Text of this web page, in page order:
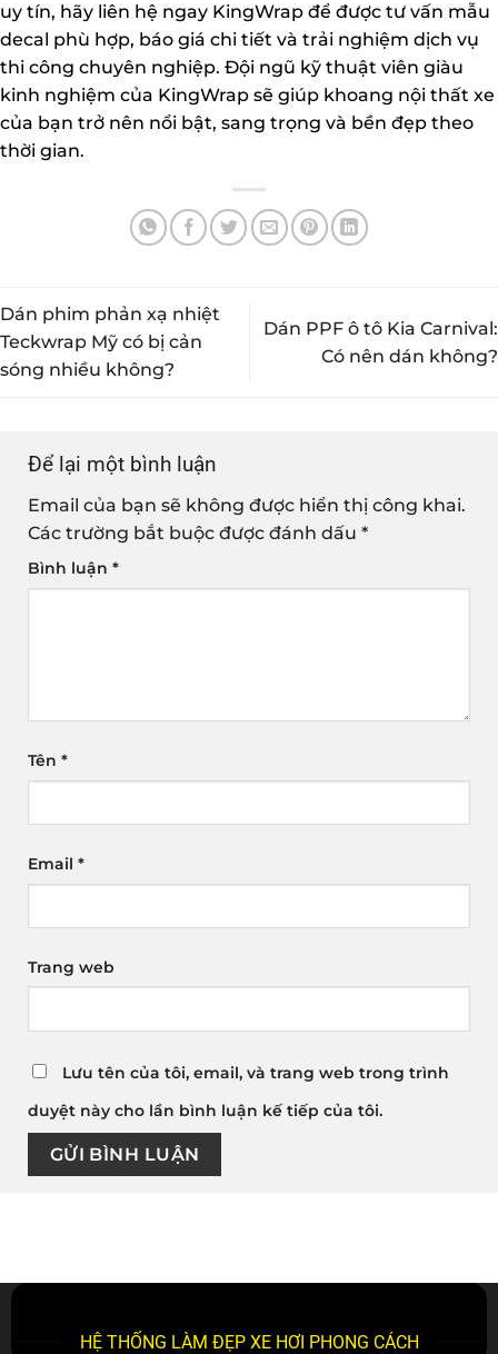
uy tín, hãy liên hệ ngay KingWrap để được tư vấn mẫu
decal phù hợp, báo giá chi tiết và trải nghiệm dịch vụ
thi công chuyên nghiệp. Đội ngũ kỹ thuật viên giàu
kinh nghiệm của KingWrap sẽ giúp khoang nội thất xe
của bạn trở nên nổi bật, sang trọng và bền đẹp theo
thời gian.
Dán phim phản xạ nhiệt
Teckwrap Mỹ có bị cản
sóng nhiều không?
Dán PPF ô tô Kia Carnival:
Có nên dán không?
Để lại một bình luận
Email của bạn sẽ không được hiển thị công khai.
Các trường bắt buộc được đánh dấu *
Bình luận *
Tên *
Email *
Trang web
Lưu tên của tôi, email, và trang web trong trình
duyệt này cho lần bình luận kế tiếp của tôi.
HỆ THỐNG LÀM ĐẸP XE HƠI PHONG CÁCH